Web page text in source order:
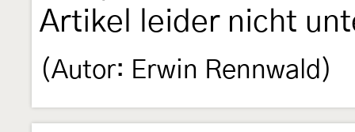
Artikel leider nicht
(Autor: Erwin Rennwald)